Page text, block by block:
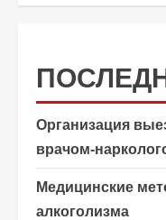
Организация
врачом-
Медицинские
алкоголизма